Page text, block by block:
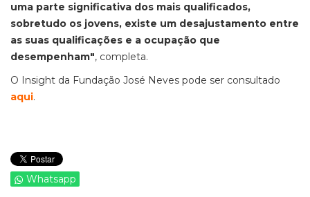
uma parte significativa dos mais qualificados,
sobretudo os jovens, existe um desajustamento entre
as suas qualificações e a ocupação que
desempenham", completa.
O Insight da Fundação José Neves pode ser consultado
aqui.
Whatsapp